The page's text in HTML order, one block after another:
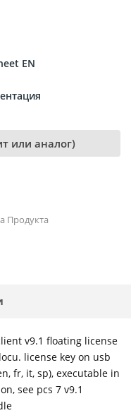
EN
или аналог)
Продукта
v9.1 floating license
license key on usb
fr, it, sp), executable in
see pcs 7 v9.1